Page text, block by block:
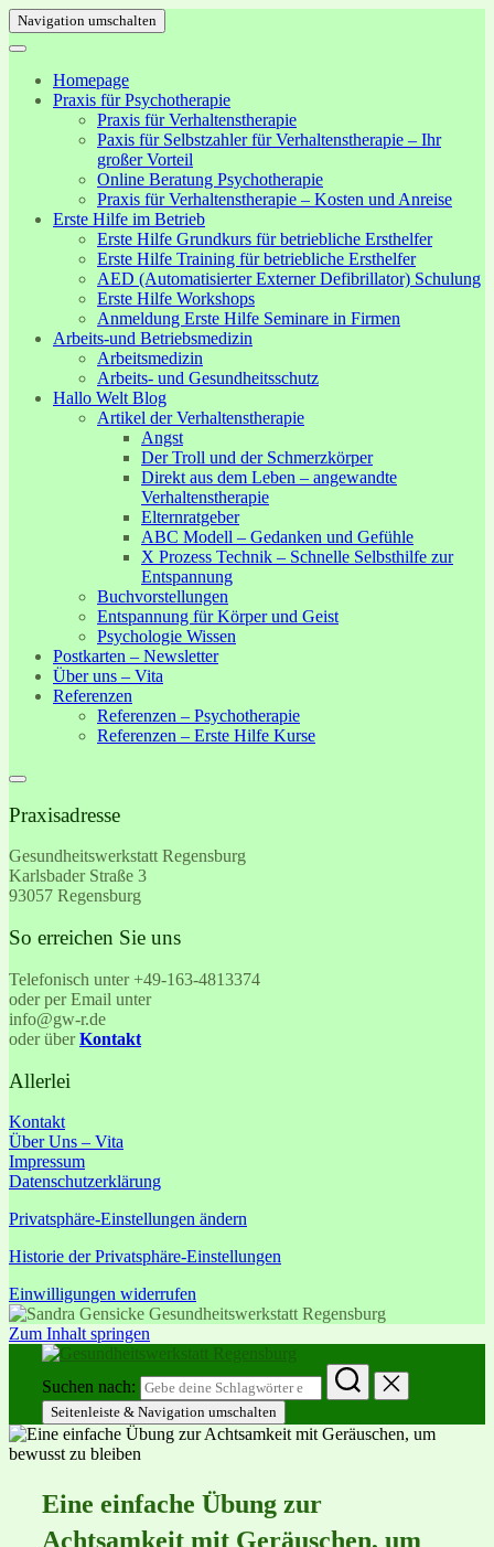
Navigation umschalten
Homepage
Praxis für Psychotherapie
Praxis für Verhaltenstherapie
Paxis für Selbstzahler für Verhaltenstherapie – Ihr
großer Vorteil
Online Beratung Psychotherapie
Praxis für Verhaltenstherapie – Kosten und Anreise
Erste Hilfe im Betrieb
Erste Hilfe Grundkurs für betriebliche Ersthelfer
Erste Hilfe Training für betriebliche Ersthelfer
AED (Automatisierter Externer Defibrillator) Schulung
Erste Hilfe Workshops
Anmeldung Erste Hilfe Seminare in Firmen
Arbeits-und Betriebsmedizin
Arbeitsmedizin
Arbeits- und Gesundheitsschutz
Hallo Welt Blog
Artikel der Verhaltenstherapie
Angst
Der Troll und der Schmerzkörper
Direkt aus dem Leben – angewandte
Verhaltenstherapie
Elternratgeber
ABC Modell – Gedanken und Gefühle
X Prozess Technik – Schnelle Selbsthilfe zur
Entspannung
Buchvorstellungen
Entspannung für Körper und Geist
Psychologie Wissen
Postkarten – Newsletter
Über uns – Vita
Referenzen
Referenzen – Psychotherapie
Referenzen – Erste Hilfe Kurse
Praxisadresse
Gesundheitswerkstatt Regensburg
Karlsbader Straße 3
93057 Regensburg
So erreichen Sie uns
Telefonisch unter +49-163-4813374
oder per Email unter
info@gw-r.de
oder überKontakt
Allerlei
Kontakt
Über Uns – Vita
Impressum
Datenschutzerklärung
Privatsphäre-Einstellungen ändern
Historie der Privatsphäre-Einstellungen
Einwilligungen widerrufen
Zum Inhalt springen
Suchen nach:
Seitenleiste & Navigation umschalten
Eine einfache Übung zur
Achtsamkeit mit Geräuschen, um